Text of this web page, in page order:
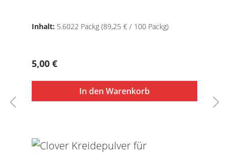
Inhalt: 5.6022 Packg (89,25 € / 100 Packg)
Regulärer Preis:
5,00 €
In den Warenkorb